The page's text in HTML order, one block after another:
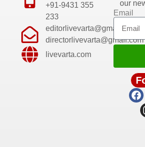
+91-9431 355
233
editorlivevarta@gmail.com
directorlivevarta@gmail.com
livevarta.com
our
Email